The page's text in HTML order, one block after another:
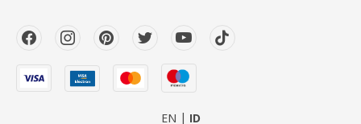
EN ID